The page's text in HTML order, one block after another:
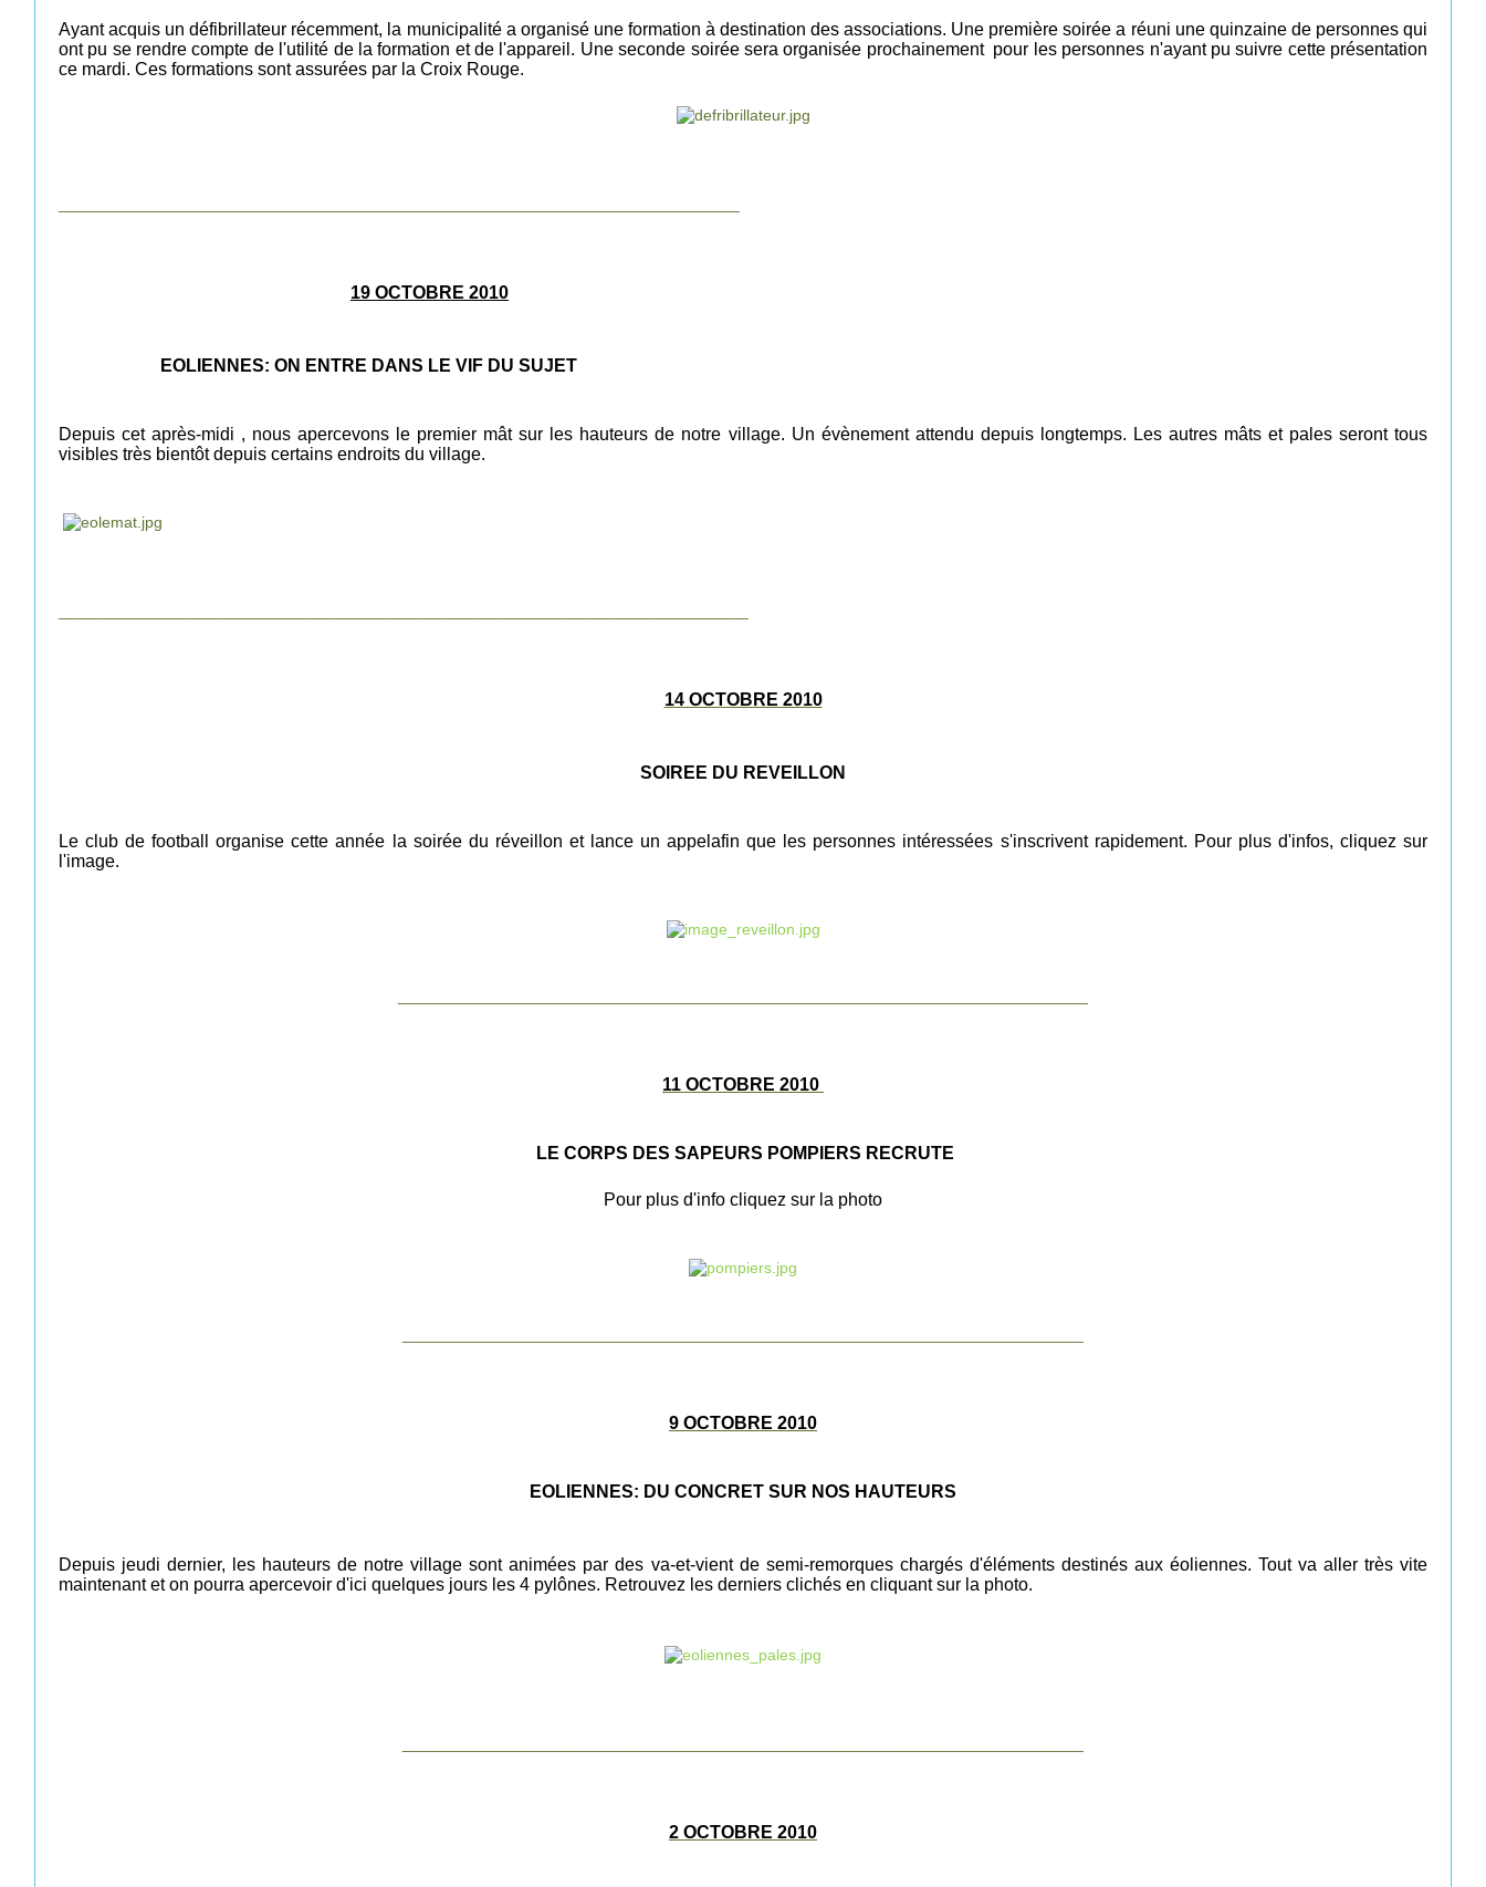
Ayant acquis un défibrillateur récemment, la municipalité a organisé une formation à destination des associations. Une première soirée a réuni une quinzaine de personnes qui
ont pu se rendre compte de l'utilité de la formation et de l'appareil. Une seconde soirée sera organisée prochainement pour les personnes n'ayant pu suivre cette présentation
ce mardi. Ces formations sont assurées par la Croix Rouge.
19 OCTOBRE 2010
EOLIENNES: ON ENTRE DANS LE VIF DU SUJET
Depuis cet après-midi , nous apercevons le premier mât sur les hauteurs de notre village. Un évènement attendu depuis longtemps. Les autres mâts et pales seront tous
visibles très bientôt depuis certains endroits du village.
14 OCTOBRE 2010
SOIREE DU REVEILLON
Le club de football organise cette année la soirée du réveillon et lance un appelafinque les personnes intéressées s'inscrivent rapidement. Pour plus d'infos, cliquez sur
l'image.
11 OCTOBRE 2010
LE CORPS DES SAPEURS POMPIERS RECRUTE
Pour plus d'info cliquez sur la photo
9 OCTOBRE 2010
EOLIENNES: DU CONCRET SUR NOS HAUTEURS
Depuis jeudi dernier, les hauteurs de notre village sont animées par des va-et-vient de semi-remorques chargés d'éléments destinés aux éoliennes. Tout va aller très vite
maintenant et on pourra apercevoir d'ici quelques jours les 4 pylônes. Retrouvez les derniers clichés en cliquant sur la photo.
2 OCTOBRE 2010